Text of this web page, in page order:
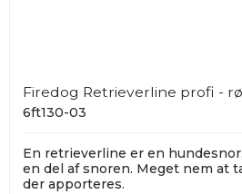
Firedog Retrieverline profi -
6ft130-03
En retrieverline er en
en del af snoren. Meget nem at
der apporteres.